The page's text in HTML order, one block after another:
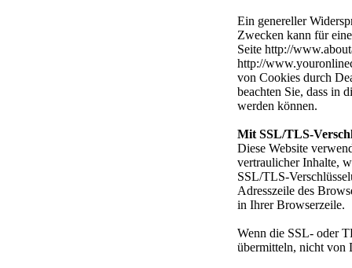
Ein genereller
Zwecken kann für
Seite http://
http://
von Cookies durch
beachten Sie, dass in
werden können.
Mit SSL/TLS-
Diese Website
vertraulicher Inhalte,
SSL/TLS-
Adresszeile des
in Ihrer Browserzeile.
Wenn die SSL- oder
übermitteln, nicht von